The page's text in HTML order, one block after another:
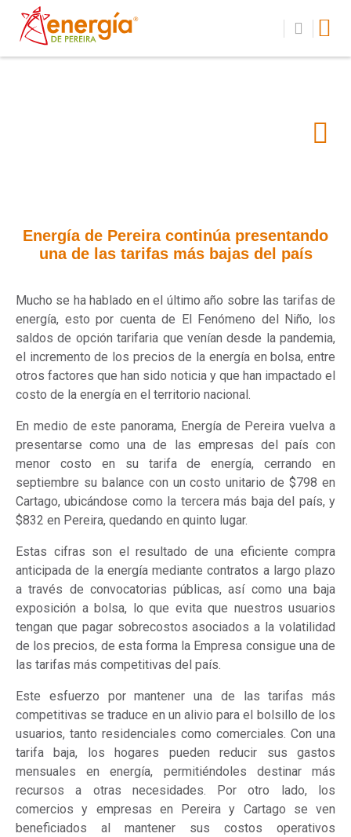
Energía de Pereira continúa presentando
una de las tarifas más bajas del país
Mucho se ha hablado en el último año sobre las tarifas de
energía, esto por cuenta de El Fenómeno del Niño, los
saldos de opción tarifaria que venían desde la pandemia,
el incremento de los precios de la energía en bolsa, entre
otros factores que han sido noticia y que han impactado el
costo de la energía en el territorio nacional.
En medio de este panorama, Energía de Pereira vuelva a
presentarse como una de las empresas del país con
menor costo en su tarifa de energía, cerrando en
septiembre su balance con un costo unitario de $798 en
Cartago, ubicándose como la tercera más baja del país, y
$832 en Pereira, quedando en quinto lugar.
Estas cifras son el resultado de una eficiente compra
anticipada de la energía mediante contratos a largo plazo
a través de convocatorias públicas, así como una baja
exposición a bolsa, lo que evita que nuestros usuarios
tengan que pagar sobrecostos asociados a la volatilidad
de los precios, de esta forma la Empresa consigue una de
las tarifas más competitivas del país.
Este esfuerzo por mantener una de las tarifas más
competitivas se traduce en un alivio para el bolsillo de los
usuarios, tanto residenciales como comerciales. Con una
tarifa baja, los hogares pueden reducir sus gastos
mensuales en energía, permitiéndoles destinar más
recursos a otras necesidades. Por otro lado, los
comercios y empresas en Pereira y Cartago se ven
beneficiados al mantener sus costos operativos